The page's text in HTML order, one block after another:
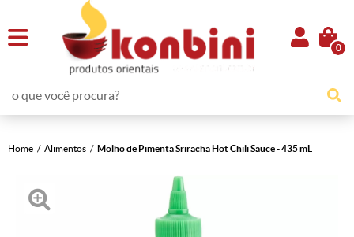
0
Home Alimentos Molho de Pimenta Sriracha Hot Chili Sauce - 435 mL